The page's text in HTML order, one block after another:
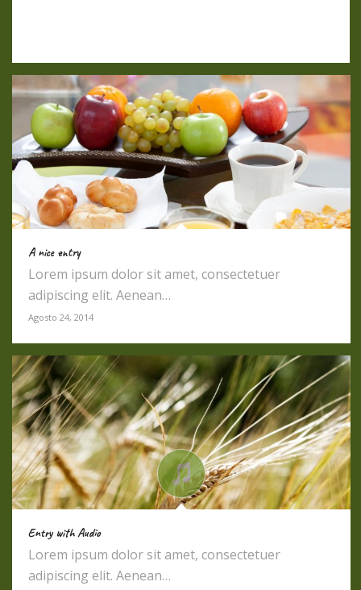
A nice entry
Lorem ipsum dolor sit amet, consectetuer
adipiscing elit. Aenean…
Agosto 24, 2014
Entry with Audio
Lorem ipsum dolor sit amet, consectetuer
adipiscing elit. Aenean…